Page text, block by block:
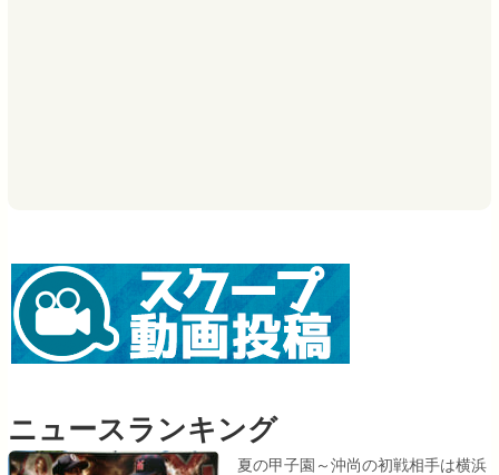
ニュースランキング
夏の甲子園～沖尚の初戦相手は横浜